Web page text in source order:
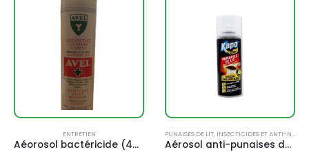
ENTRETIEN
Aéorosol bactéricide (400 ml) – AVEL
PUNAISES DE LIT, INSECTICIDES ET ANTI-NUISIBLES
Aérosol anti-punaises de lit à diffusion continue (200 ml) – KAPO